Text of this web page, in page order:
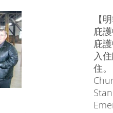
【
庇
庇
入
住